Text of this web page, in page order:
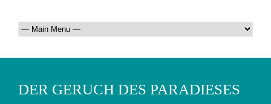
DER GERUCH DES PARADIESES